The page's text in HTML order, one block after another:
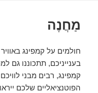
מַחֲנֶה
חולמים על קמפינג
בענייניכם, תתכוננו גם
קמפינג, רבים מבני
הפוטנציאליים שלכם